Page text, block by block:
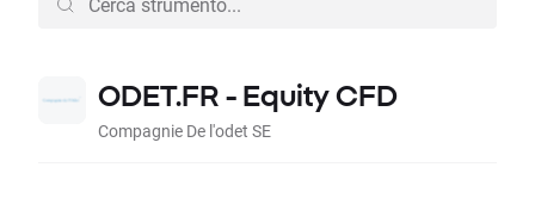
ODET.FR - Equity CFD
Compagnie De l'odet SE